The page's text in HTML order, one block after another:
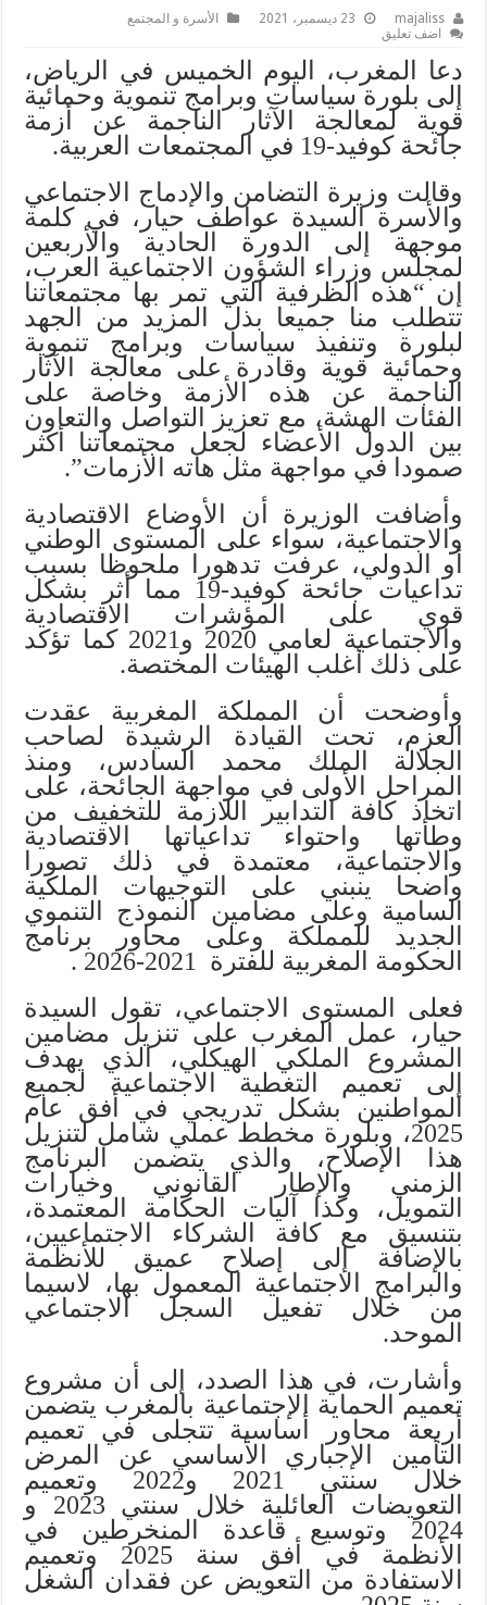
majaliss 23 ديسمبر، 2021
الأسرة و المجتمع
اضف تعليق
دعا المغرب، اليوم الخميس في الرياض،
إلى بلورة سياسات وبرامج تنموية وحمائية
قوية لمعالجة الآثار الناجمة عن أزمة
جائحة كوفيد-19 في المجتمعات العربية.
وقالت وزيرة التضامن والإدماج الاجتماعي
والأسرة السيدة عواطف حيار، في كلمة
موجهة إلى الدورة الحادية والأربعين
لمجلس وزراء الشؤون الاجتماعية العرب،
إن “هذه الظرفية التي تمر بها مجتمعاتنا
تتطلب منا جميعا بذل المزيد من الجهد
لبلورة وتنفيذ سياسات وبرامج تنموية
وحمائية قوية وقادرة على معالجة الآثار
الناجمة عن هذه الأزمة وخاصة على
الفئات الهشة، مع تعزيز التواصل والتعاون
بين الدول الأعضاء لجعل مجتمعاتنا أكثر
صمودا في مواجهة مثل هاته الأزمات”.
وأضافت الوزيرة أن الأوضاع الاقتصادية
والاجتماعية، سواء على المستوى الوطني
أو الدولي، عرفت تدهورا ملحوظا بسبب
تداعيات جائحة كوفيد-19 مما أثر بشكل
قوي على المؤشرات الاقتصادية
والاجتماعية لعامي 2020 و2021 كما تؤكد
على ذلك أغلب الهيئات المختصة.
وأوضحت أن المملكة المغربية عقدت
العزم، تحت القيادة الرشيدة لصاحب
الجلالة الملك محمد السادس، ومنذ
المراحل الأولى في مواجهة الجائحة، على
اتخاذ كافة التدابير اللازمة للتخفيف من
وطأتها واحتواء تداعياتها الاقتصادية
والاجتماعية، معتمدة في ذلك تصورا
واضحا ينبني على التوجيهات الملكية
السامية وعلى مضامين النموذج التنموي
الجديد للمملكة وعلى محاور برنامج
الحكومة المغربية للفترة 2021-2026 .
فعلى المستوى الاجتماعي، تقول السيدة
حيار، عمل المغرب على تنزيل مضامين
المشروع الملكي الهيكلي، الذي يهدف
إلى تعميم التغطية الاجتماعية لجميع
المواطنين بشكل تدريجي في أفق عام
2025، وبلورة مخطط عملي شامل لتنزيل
هذا الإصلاح، والذي يتضمن البرنامج
الزمني والإطار القانوني وخيارات
التمويل، وكذا آليات الحكامة المعتمدة،
بتنسيق مع كافة الشركاء الاجتماعيين،
بالإضافة إلى إصلاح عميق للأنظمة
والبرامج الاجتماعية المعمول بها، لاسيما
من خلال تفعيل السجل الاجتماعي
الموحد.
وأشارت، في هذا الصدد، إلى أن مشروع
تعميم الحماية الإجتماعية بالمغرب يتضمن
أربعة محاور أساسية تتجلى في تعميم
التأمين الإجباري الأساسي عن المرض
خلال سنتي 2021 و2022 وتعميم
التعويضات العائلية خلال سنتي 2023 و
2024 وتوسيع قاعدة المنخرطين في
الأنظمة في أفق سنة 2025 وتعميم
الاستفادة من التعويض عن فقدان الشغل